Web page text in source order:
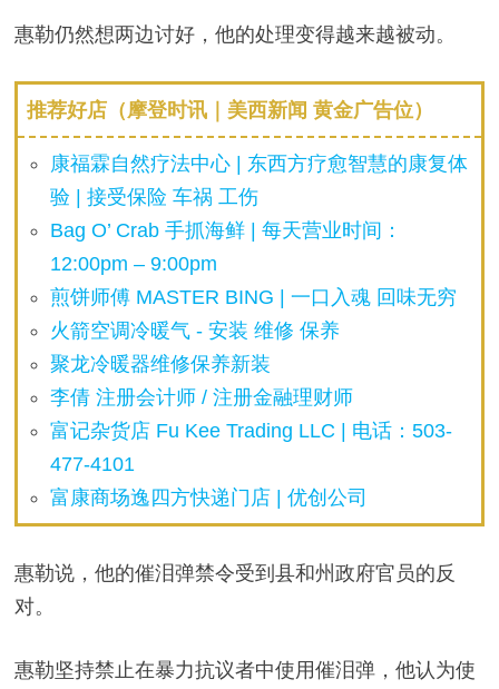
惠勒仍然想两边讨好，他的处理变得越来越被动。
推荐好店（摩登时讯｜美西新闻 黄金广告位）
康福霖自然疗法中心 | 东西方疗愈智慧的康复体
验 | 接受保险 车祸 工伤
Bag O’ Crab 手抓海鲜 | 每天营业时间：
12:00pm – 9:00pm
煎饼师傅 MASTER BING | 一口入魂 回味无穷
火箭空调冷暖气 - 安装 维修 保养
聚龙冷暖器维修保养新装
李倩 注册会计师 / 注册金融理财师
富记杂货店 Fu Kee Trading LLC | 电话：503-
477-4101
富康商场逸四方快递门店 | 优创公司
惠勒说，他的催泪弹禁令受到县和州政府官员的反
对。
惠勒坚持禁止在暴力抗议者中使用催泪弹，他认为使